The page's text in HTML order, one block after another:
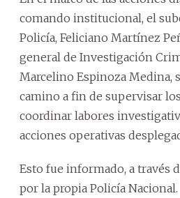
comando institucional, el
Policía, Feliciano Martínez
general de Investigación
Marcelino Espinoza Medina,
camino a fin de supervisar
coordinar labores
acciones operativas
Esto fue informado, a través
por la propia Policía Nacional.